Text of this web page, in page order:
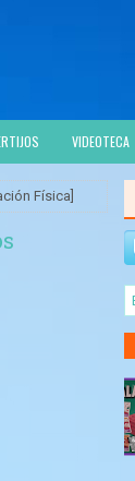
VIDEOTECA
Física]